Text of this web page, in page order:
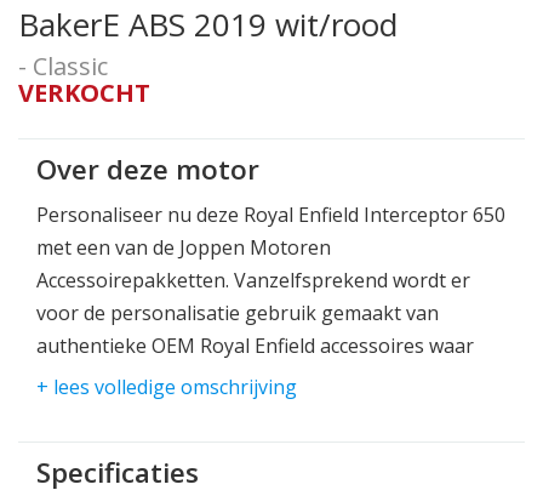
BakerE ABS 2019 wit/rood
- Classic
VERKOCHT
Over deze motor
Personaliseer nu deze Royal Enfield Interceptor 650
met een van de Joppen Motoren
Accessoirepakketten. Vanzelfsprekend wordt er
voor de personalisatie gebruik gemaakt van
authentieke OEM Royal Enfield accessoires waar
mogelijk. De actiepakketten zijn aangevuld met
goed van kwaliteit zijn en waar wij en onze klanten
op kunnen vertrouwen. Bekijk op onze website alle
+ lees volledige omschrijving
Specificaties